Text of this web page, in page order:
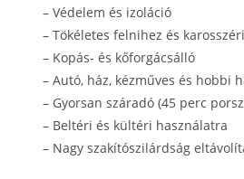
– Védelem és izoláció
– Tökéletes felnihez és
– Kopás- és kőforgácsálló
– Autó, ház, kézműves és hobbi
– Gyorsan száradó (45 perc
– Beltéri és kültéri használatra
– Nagy szakítószilárdság